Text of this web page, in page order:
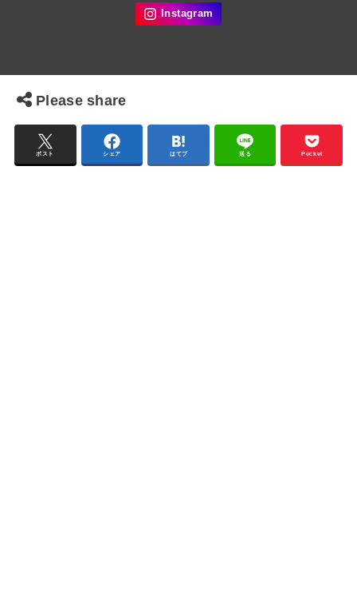
Please share
ポスト シェア はてブ 送る Pocket